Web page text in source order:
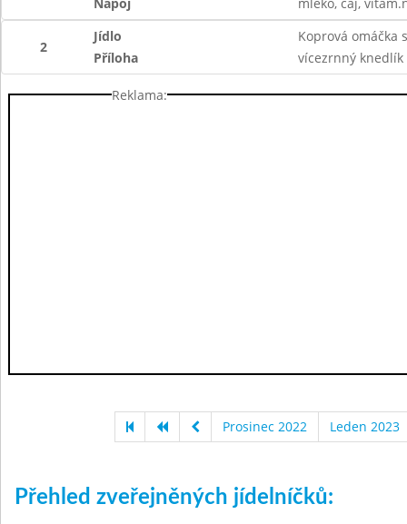
2
Jídlo
Koprová omáčka
Příloha
vícezrnný knedlík
Reklama:
Prosinec 2022 Leden 2023
Přehled zveřejněných jídelníčků: